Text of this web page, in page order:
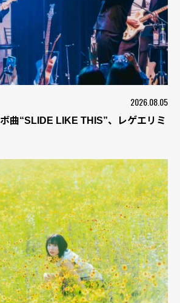
2026.08.05
曲“SLIDE LIKE THIS”、レゲエリミ